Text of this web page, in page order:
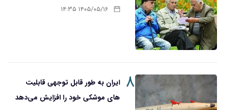
۱۴۰۵/۰۵/۱۶ ۱۴:۳۵
۸ ایران به طور قابل توجهی قابلیت
های موشکی خود را افزایش می‌دهد